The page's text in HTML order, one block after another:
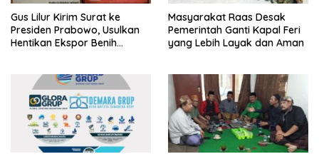
Gus Lilur Kirim Surat ke
Presiden Prabowo, Usulkan
Hentikan Ekspor Benih
Masyarakat Raas Desak
Pemerintah Ganti Kapal Feri
yang Lebih Layak dan Aman